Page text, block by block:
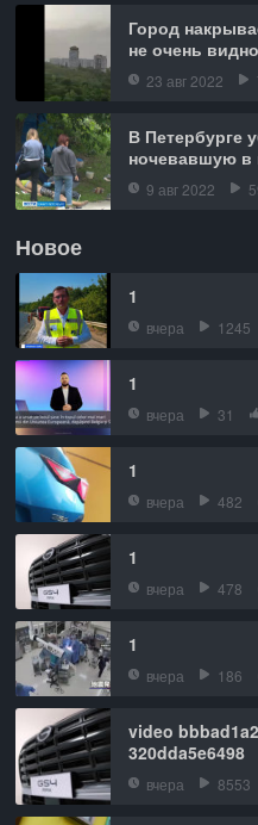
Город
не очень
23 авг 2022
В Петербурге
ночевавшую в
9 авг 2022
Новое
1
вчера 1245
1
вчера 31
1
вчера 482
1
вчера 478
1
вчера 186
video
320dda5e6498
вчера 8553